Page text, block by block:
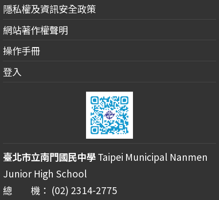
隱私權及資訊安全政策
網站著作權聲明
操作手冊
登入
臺北市立南門國民中學Taipei Municipal Nanmen
Junior High School
總 機： (02) 2314-2775